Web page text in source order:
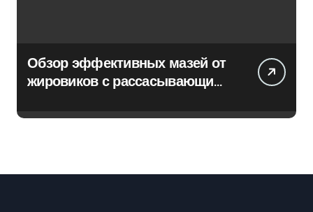
Обзор эффективных мазей от
жировиков с рассасывающим